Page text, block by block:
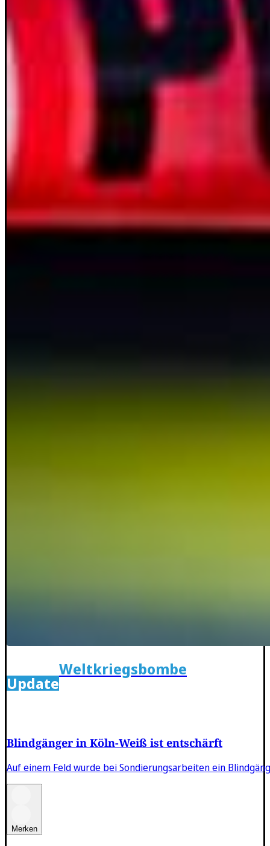
Update
Weltkriegsbombe
Blindgänger in Köln-Weiß ist entschärft
Auf einem Feld wurde bei Sondierungsarbeiten ein
Merken